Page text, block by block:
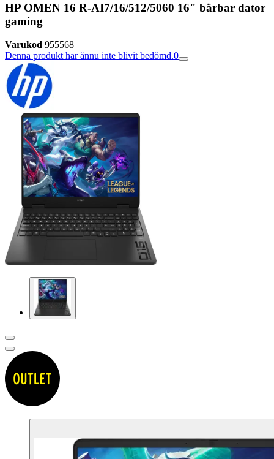
HP OMEN 16 R-AI7/16/512/5060 16" bärbar dator
gaming
Varukod 955568
Denna produkt har ännu inte blivit bedömd.0